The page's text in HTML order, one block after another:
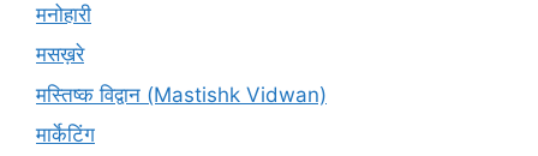
मनोहारी
मसख़रे
मस्तिष्क विद्वान (Mastishk Vidwan)
मार्केटिंग